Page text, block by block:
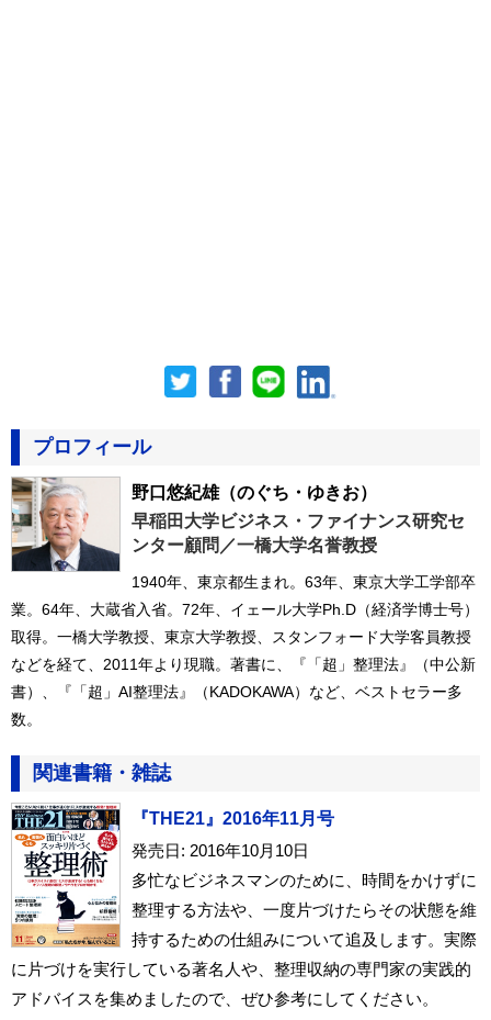
プロフィール
野口悠紀雄（のぐち・ゆきお）
早稲田大学ビジネス・ファイナンス研究セ
ンター顧問／一橋大学名誉教授
1940年、東京都生まれ。63年、東京大学工学部卒
業。64年、大蔵省入省。72年、イェール大学Ph.D（経済学博士号）
取得。一橋大学教授、東京大学教授、スタンフォード大学客員教授
などを経て、2011年より現職。著書に、『「超」整理法』（中公新
書）、『「超」AI整理法』（KADOKAWA）など、ベストセラー多
数。
関連書籍・雑誌
『THE21』2016年11月号
発売日: 2016年10月10日
多忙なビジネスマンのために、時間をかけずに
整理する方法や、一度片づけたらその状態を維
持するための仕組みについて追及します。実際
に片づけを実行している著名人や、整理収納の専門家の実践的
アドバイスを集めましたので、ぜひ参考にしてください。